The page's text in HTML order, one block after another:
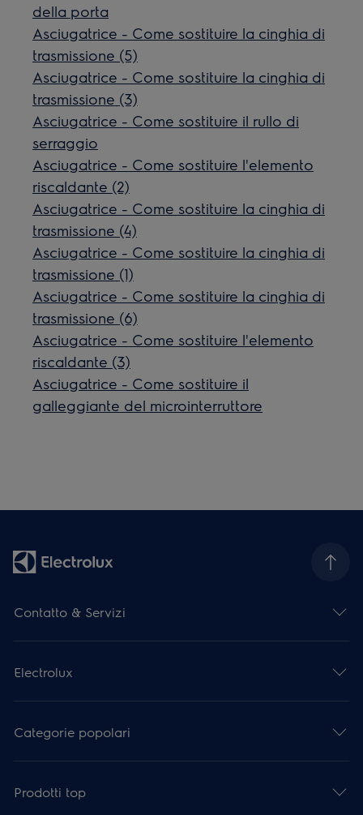
della porta
Asciugatrice - Come sostituire la cinghia di
trasmissione (5)
Asciugatrice - Come sostituire la cinghia di
trasmissione (3)
Asciugatrice - Come sostituire il rullo di
serraggio
Asciugatrice - Come sostituire l'elemento
riscaldante (2)
Asciugatrice - Come sostituire la cinghia di
trasmissione (4)
Asciugatrice - Come sostituire la cinghia di
trasmissione (1)
Asciugatrice - Come sostituire la cinghia di
trasmissione (6)
Asciugatrice - Come sostituire l'elemento
riscaldante (3)
Asciugatrice - Come sostituire il
galleggiante del microinterruttore
Contatto & Servizi
Electrolux
Categorie popolari
Prodotti top